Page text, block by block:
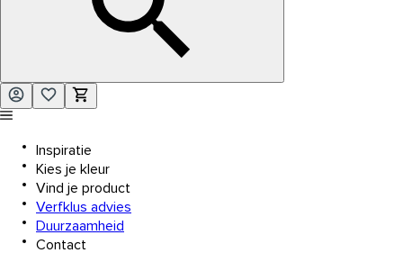
Inspiratie
Kies je kleur
Vind je product
Verfklus advies
Duurzaamheid
Contact